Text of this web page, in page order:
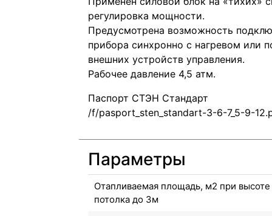
регулировка мощности.
Предусмотрена возможность
прибора синхронно с нагревом или
внешних устройств управления.
Рабочее давление 4,5 атм.
Паспорт СТЭН Стандарт
Параметры
Отапливаемая площадь, м2 при высоте
потолка до 3м